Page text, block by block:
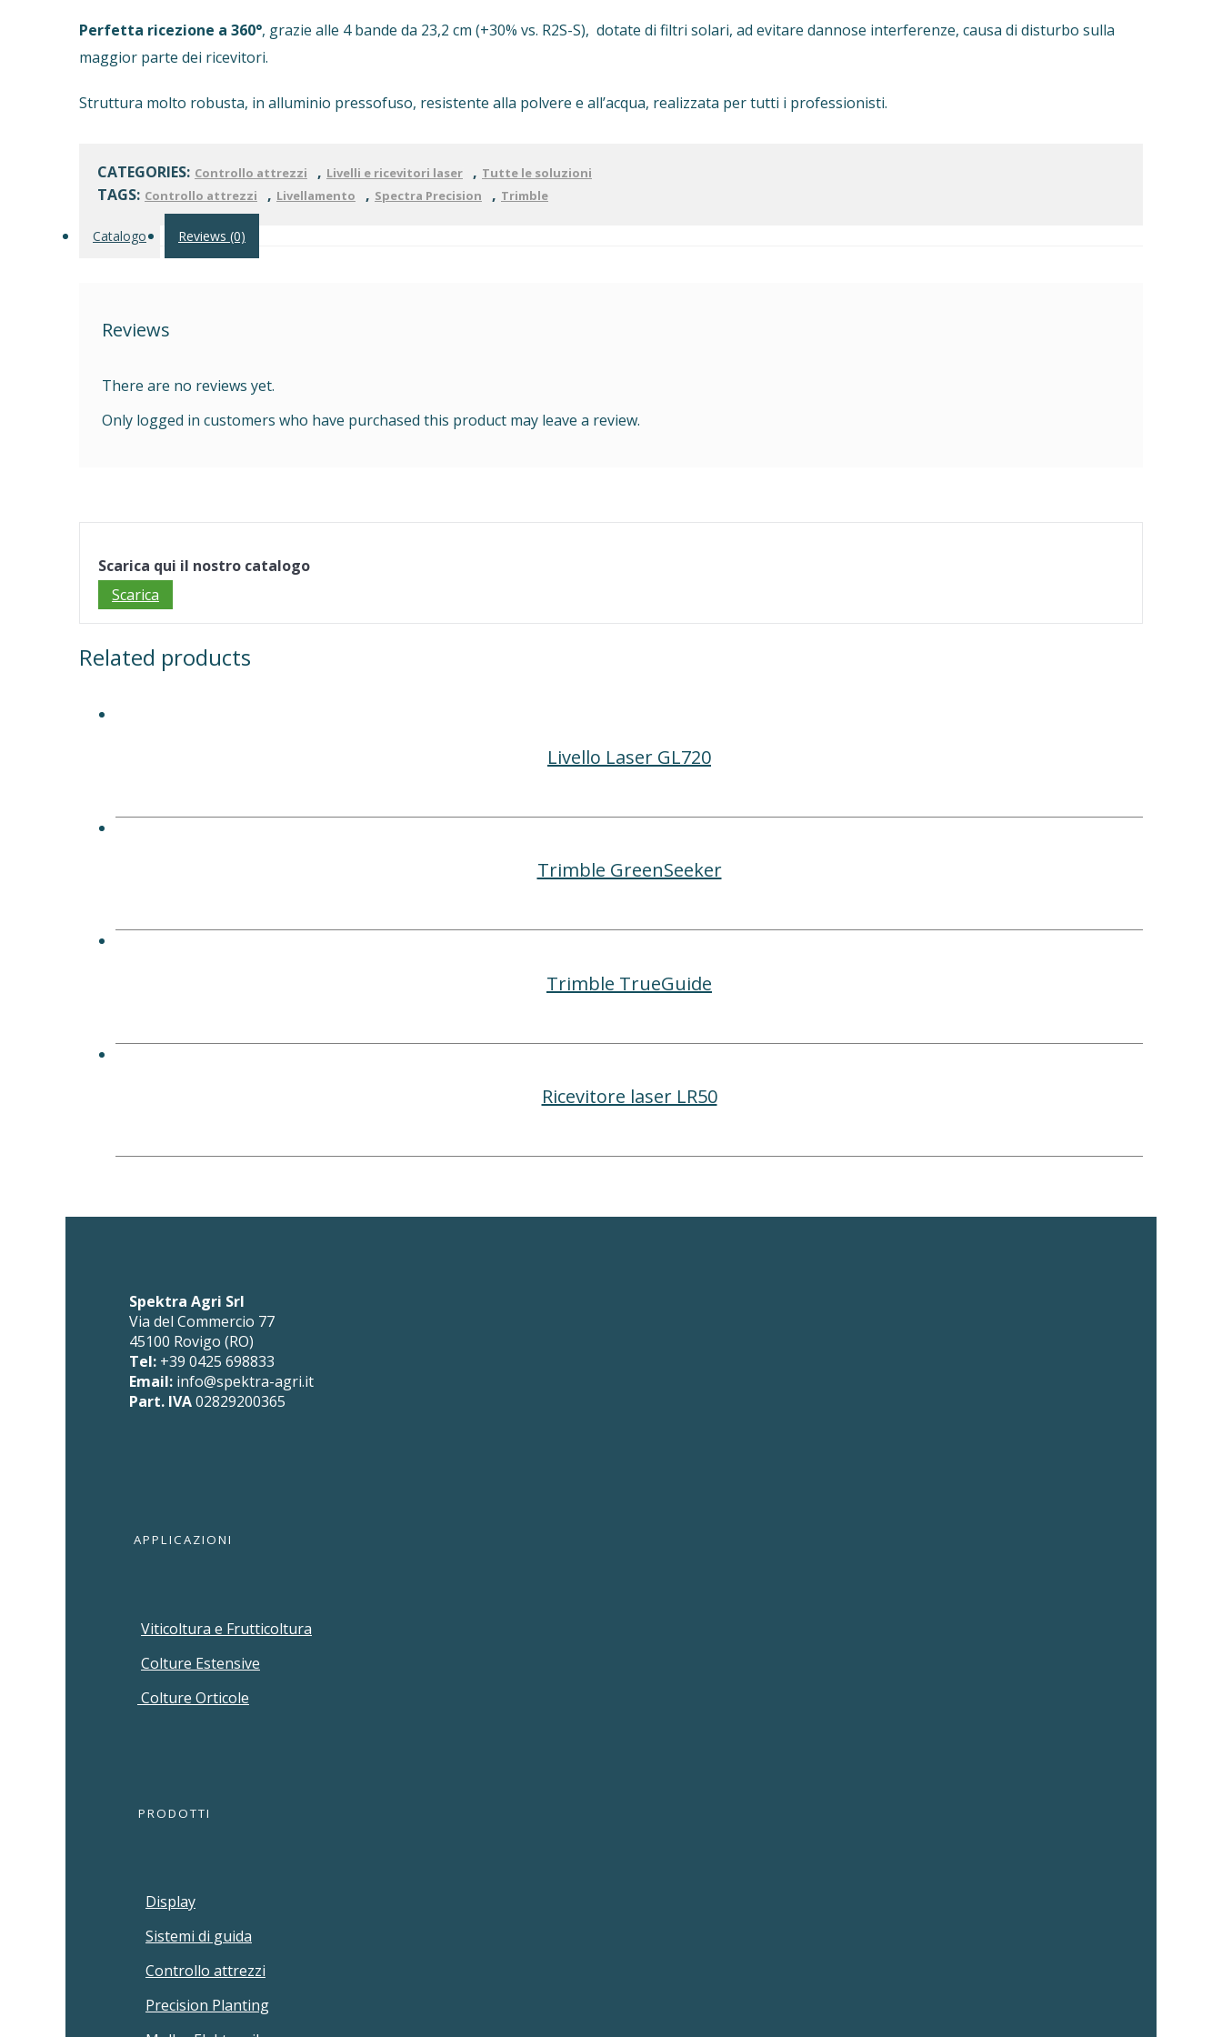
Perfetta ricezione a 360°, grazie alle 4 bande da 23,2 cm (+30% vs. R2S-S), dotate di filtri solari, ad evitare dannose interferenze, causa di disturbo sulla
maggior parte dei ricevitori.
Struttura molto robusta, in alluminio pressofuso, resistente alla polvere e all’acqua, realizzata per tutti i professionisti.
CATEGORIES: Controllo attrezzi , Livelli e ricevitori laser , Tutte le soluzioni
TAGS: Controllo attrezzi , Livellamento , Spectra Precision , Trimble
Reviews (0)
Catalogo
Reviews
There are no reviews yet.
Only logged in customers who have purchased this product may leave a review.
Scarica qui il nostro catalogo
Scarica
Related products
Livello Laser GL720
Trimble GreenSeeker
Trimble TrueGuide
Ricevitore laser LR50
Spektra Agri Srl
Via del Commercio 77
45100 Rovigo (RO)
Tel: +39 0425 698833
Email: info@spektra-agri.it
Part. IVA02829200365
APPLICAZIONI
Viticoltura e Frutticoltura
Colture Estensive
Colture Orticole
PRODOTTI
Display
Sistemi di guida
Controllo attrezzi
Precision Planting